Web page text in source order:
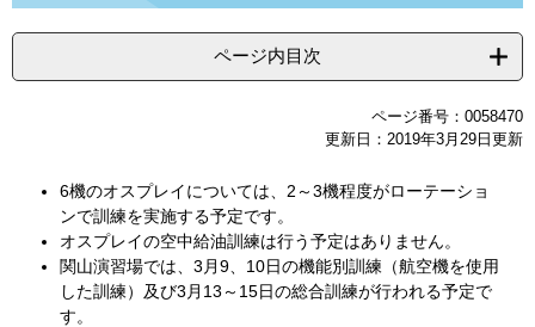
ページ内目次
ページ番号：0058470
更新日：2019年3月29日更新
6機のオスプレイについては、2～3機程度がローテーショ
ンで訓練を実施する予定です。
オスプレイの空中給油訓練は行う予定はありません。
関山演習場では、3月9、10日の機能別訓練（航空機を使用
した訓練）及び3月13～15日の総合訓練が行われる予定で
す。